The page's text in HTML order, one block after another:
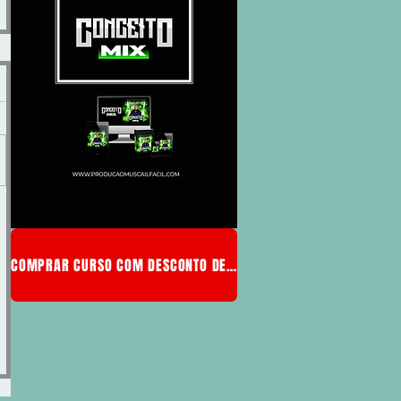
COMPRAR CURSO COM DESCONTO DE MEMBRO